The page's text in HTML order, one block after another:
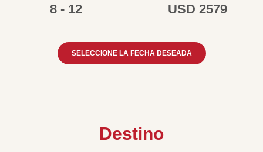
8 - 12 USD 2579
SELECCIONE LA FECHA DESEADA
Destino